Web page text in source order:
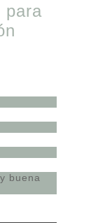
para
buena